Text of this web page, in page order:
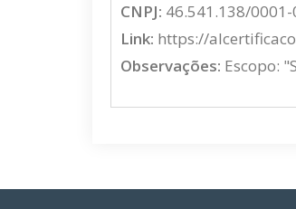
CNPJ: 46.541.138/0001-
Link: https://
Observações: Escopo: